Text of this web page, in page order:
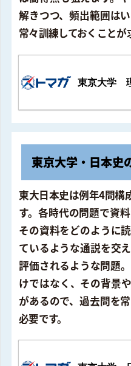
解きつつ、頻出範囲は
常々訓練しておくことが
東京大学
東京大学・日本史
東大日本史は例年4問構
す。各時代の問題で資
その資料をどのように
ているような通説を交
評価されるような問題
けではなく、その背景
があるので、過去問を
必要です。